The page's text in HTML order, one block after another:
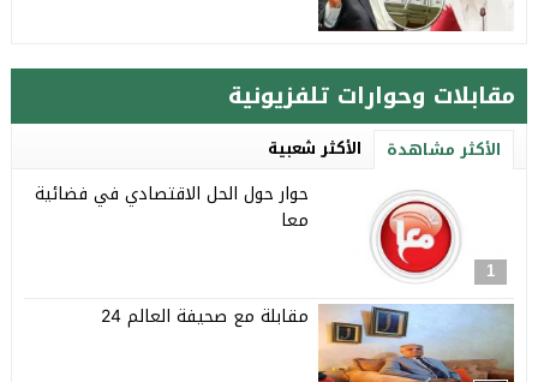
مقابلات وحوارات تلفزيونية
الأكثر مشاهدة الأكثر شعبية
1
حوار حول الحل الاقتصادي في فضائية
معا
مقابلة مع صحيفة العالم 24